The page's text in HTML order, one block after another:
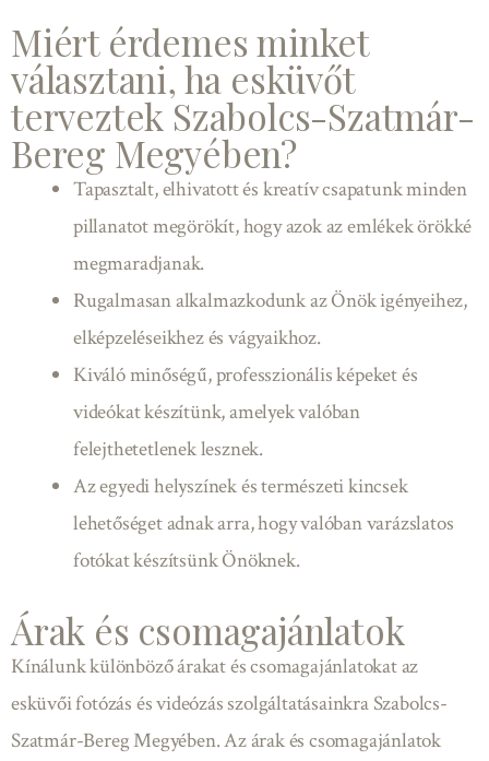
Miért érdemes minket
választani, ha esküvőt
terveztek Szabolcs-Szatmár-
Bereg Megyében?
Tapasztalt, elhivatott és kreatív csapatunk minden
pillanatot megörökít, hogy azok az emlékek örökké
megmaradjanak.
Rugalmasan alkalmazkodunk az Önök igényeihez,
elképzeléseikhez és vágyaikhoz.
Kiváló minőségű, professzionális képeket és
videókat készítünk, amelyek valóban
felejthetetlenek lesznek.
Az egyedi helyszínek és természeti kincsek
lehetőséget adnak arra, hogy valóban varázslatos
fotókat készítsünk Önöknek.
Árak és csomagajánlatok
Kínálunk különböző árakat és csomagajánlatokat az
esküvői fotózás és videózás szolgáltatásainkra Szabolcs-
Szatmár-Bereg Megyében. Az árak és csomagajánlatok